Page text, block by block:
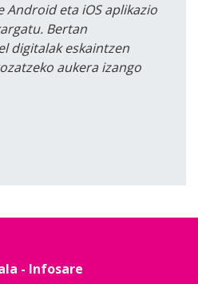
Android eta iOS aplikazio
Bertan
digitalak eskaintzen
aukera izango
- Infosare